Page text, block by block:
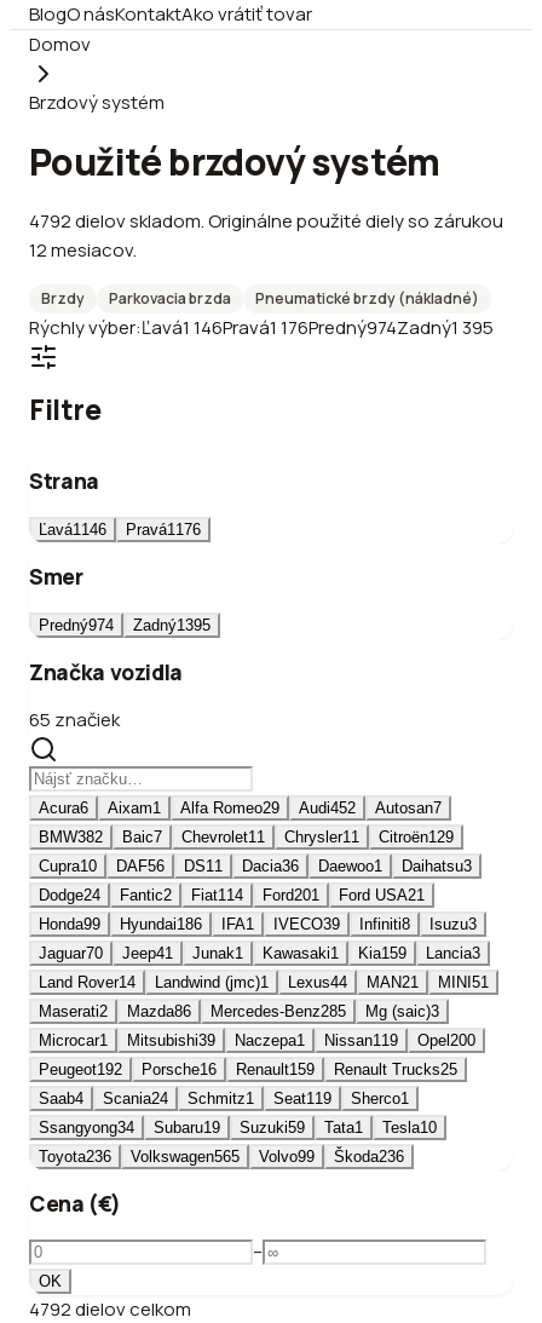
BlogO násKontaktAko vrátiť tovar
Domov
Brzdový systém
Použité brzdový systém
4792dielovskladom.Originálne použité diely so zárukou
12 mesiacov.
Brzdy Parkovacia brzda Pneumatické brzdy (nákladné)
Rýchly výber:Ľavá1 146Pravá1 176Predný974Zadný1 395
Filtre
Strana
Ľavá1146 Pravá1176
Smer
Predný974 Zadný1395
Značka vozidla
65 značiek
Acura6 Aixam1 Alfa Romeo29 Audi452 Autosan7
BMW382 Baic7 Chevrolet11 Chrysler11 Citroën129
Cupra10 DAF56 DS11 Dacia36 Daewoo1 Daihatsu3
Dodge24 Fantic2 Fiat114 Ford201 Ford USA21
Honda99 Hyundai186 IFA1 IVECO39 Infiniti8 Isuzu3
Jaguar70 Jeep41 Junak1 Kawasaki1 Kia159 Lancia3
Land Rover14 Landwind (jmc)1 Lexus44 MAN21 MINI 51
Maserati2 Mazda86 Mercedes-Benz285 Mg (saic)3
Microcar1 Mitsubishi39 Naczepa1 Nissan119 Opel 200
Peugeot192 Porsche16 Renault159 Renault Trucks25
Saab4 Scania24 Schmitz1 Seat119 Sherco1
Ssangyong34 Subaru19 Suzuki59 Tata1 Tesla10
Toyota236 Volkswagen565 Volvo99 Škoda236
Cena (€)
–
OK
4792dielovcelkom